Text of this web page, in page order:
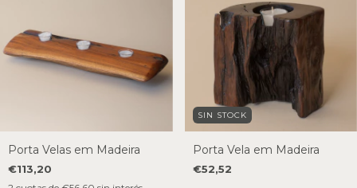
Porta Velas em Madeira
€113,20
SIN STOCK
Porta Vela em Madeira
€52,52